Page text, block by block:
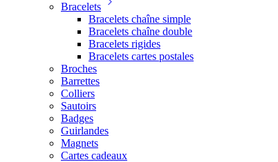
Bracelets
Bracelets chaîne simple
Bracelets chaîne double
Bracelets rigides
Bracelets cartes postales
Broches
Barrettes
Colliers
Sautoirs
Badges
Guirlandes
Magnets
Cartes cadeaux